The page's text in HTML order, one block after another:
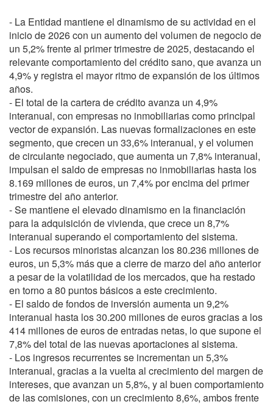
- La Entidad mantiene el dinamismo de su actividad en el
inicio de 2026 con un aumento del volumen de negocio de
un 5,2% frente al primer trimestre de 2025, destacando el
relevante comportamiento del crédito sano, que avanza un
4,9% y registra el mayor ritmo de expansión de los últimos
años.
- El total de la cartera de crédito avanza un 4,9%
interanual, con empresas no inmobiliarias como principal
vector de expansión. Las nuevas formalizaciones en este
segmento, que crecen un 33,6% interanual, y el volumen
de circulante negociado, que aumenta un 7,8% interanual,
impulsan el saldo de empresas no inmobiliarias hasta los
8.169 millones de euros, un 7,4% por encima del primer
trimestre del año anterior.
- Se mantiene el elevado dinamismo en la financiación
para la adquisición de vivienda, que crece un 8,7%
interanual superando el comportamiento del sistema.
- Los recursos minoristas alcanzan los 80.236 millones de
euros, un 5,3% más que a cierre de marzo del año anterior
a pesar de la volatilidad de los mercados, que ha restado
en torno a 80 puntos básicos a este crecimiento.
- El saldo de fondos de inversión aumenta un 9,2%
interanual hasta los 30.200 millones de euros gracias a los
414 millones de euros de entradas netas, lo que supone el
7,8% del total de las nuevas aportaciones al sistema.
- Los ingresos recurrentes se incrementan un 5,3%
interanual, gracias a la vuelta al crecimiento del margen de
intereses, que avanzan un 5,8%, y al buen comportamiento
de las comisiones, con un crecimiento 8,6%, ambos frente